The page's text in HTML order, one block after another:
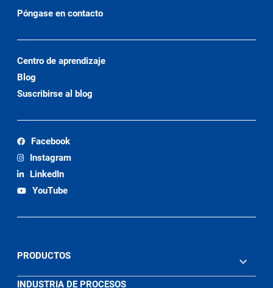
Póngase en contacto
Centro de aprendizaje
Blog
Suscribirse al blog
Facebook
Instagram
LinkedIn
YouTube
PRODUCTOS
INDUSTRIA DE PROCESOS